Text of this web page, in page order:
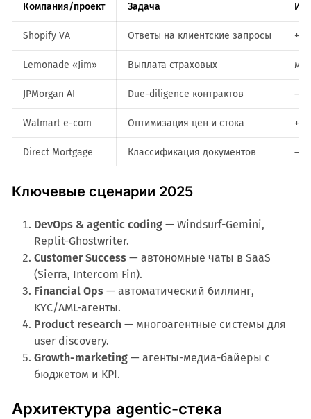
Компания/проект Задача
Shopify VA Ответы на клиентские запросы
Lemonade «Jim» Выплата страховых
JPMorgan AI Due-diligence контрактов
Walmart e-com Оптимизация цен и стока
Direct Mortgage Классификация документов
Ключевые сценарии 2025
DevOps & agentic coding— Windsurf-Gemini,
Replit-Ghostwriter.
Customer Success— автономные чаты в SaaS
(Sierra, Intercom Fin).
Financial Ops— автоматический биллинг,
KYC/AML-агенты.
Product research— многоагентные системы для
user discovery.
Growth-marketing— агенты-медиа-байеры с
бюджетом и KPI.
Архитектура agentic-стека